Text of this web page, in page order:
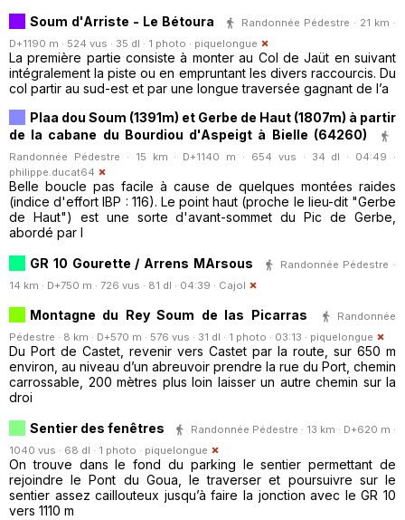
Soum d'Arriste - Le Bétoura
Randonnée Pédestre · 21 km ·
D+1190 m · 524 vus · 35 dl · 1 photo · piquelongue
La première partie consiste à monter au Col de Jaüt en suivant
intégralement la piste ou en empruntant les divers raccourcis. Du
col partir au sud-est et par une longue traversée gagnant de l’a
Plaa dou Soum (1391m) et Gerbe de Haut (1807m) à partir
de la cabane du Bourdiou d'Aspeigt à Bielle (64260)
Randonnée Pédestre · 15 km · D+1140 m · 654 vus · 34 dl · 04:49 ·
philippe.ducat64
Belle boucle pas facile à cause de quelques montées raides
(indice d'effort IBP : 116). Le point haut (proche le lieu-dit "Gerbe
de Haut") est une sorte d'avant-sommet du Pic de Gerbe,
abordé par l
GR 10 Gourette / Arrens MArsous
Randonnée Pédestre ·
14 km · D+750 m · 726 vus · 81 dl · 04:39 · Cajol
Montagne du Rey Soum de las Picarras
Randonnée
Pédestre · 8 km · D+570 m · 576 vus · 31 dl · 1 photo · 03:13 · piquelongue
Du Port de Castet, revenir vers Castet par la route, sur 650 m
environ, au niveau d’un abreuvoir prendre la rue du Port, chemin
carrossable, 200 mètres plus loin laisser un autre chemin sur la
droi
Sentier des fenêtres
Randonnée Pédestre · 13 km · D+620 m ·
1040 vus · 68 dl · 1 photo · piquelongue
On trouve dans le fond du parking le sentier permettant de
rejoindre le Pont du Goua, le traverser et poursuivre sur le
sentier assez caillouteux jusqu’à faire la jonction avec le GR 10
vers 1110 m